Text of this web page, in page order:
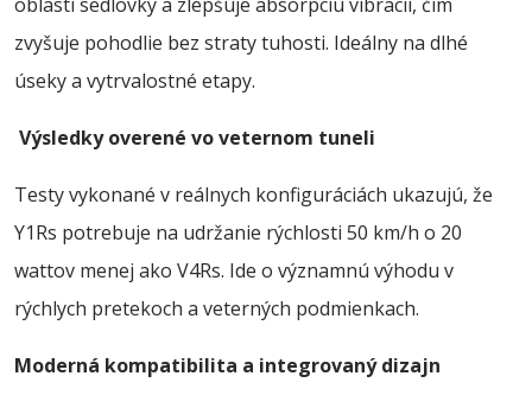
zvyšuje pohodlie bez straty tuhosti. Ideálny na dlhé
úseky a vytrvalostné etapy.
Výsledky overené vo veternom tuneli
Testy vykonané v reálnych konfiguráciách ukazujú, že
Y1Rs potrebuje na udržanie rýchlosti 50 km/h o 20
wattov menej ako V4Rs. Ide o významnú výhodu v
rýchlych pretekoch a veterných podmienkach.
Moderná kompatibilita a integrovaný dizajn